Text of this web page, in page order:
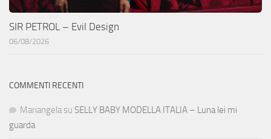
SIR PETROL – Evil Design
06/08/2026
COMMENTI RECENTI
Mariangela su SELLY BABY MODELLA ITALIA – Luna lei mi
guarda